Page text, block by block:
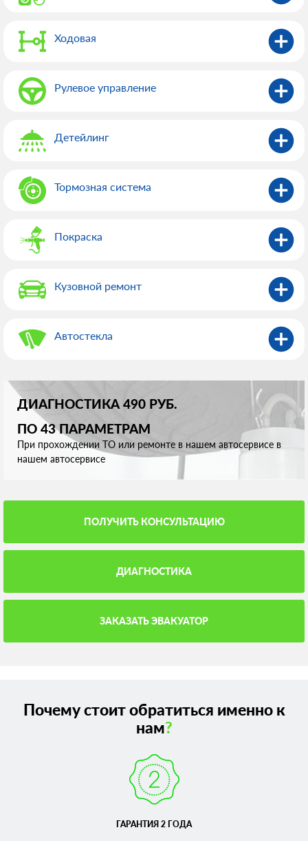
Ходовая
Рулевое управление
Детейлинг
Тормозная система
Покраска
Кузовной ремонт
Автостекла
ДИАГНОСТИКА 490 РУБ.
ПО 43 ПАРАМЕТРАМ
При прохождении ТО или ремонте в нашем автосервисе в
нашем автосервисе
ПОЛУЧИТЬ КОНСУЛЬТАЦИЮ
ДИАГНОСТИКА
ЗАКАЗАТЬ ЭВАКУАТОР
Почему стоит обратиться именно к
нам?
ГАРАНТИЯ 2 ГОДА